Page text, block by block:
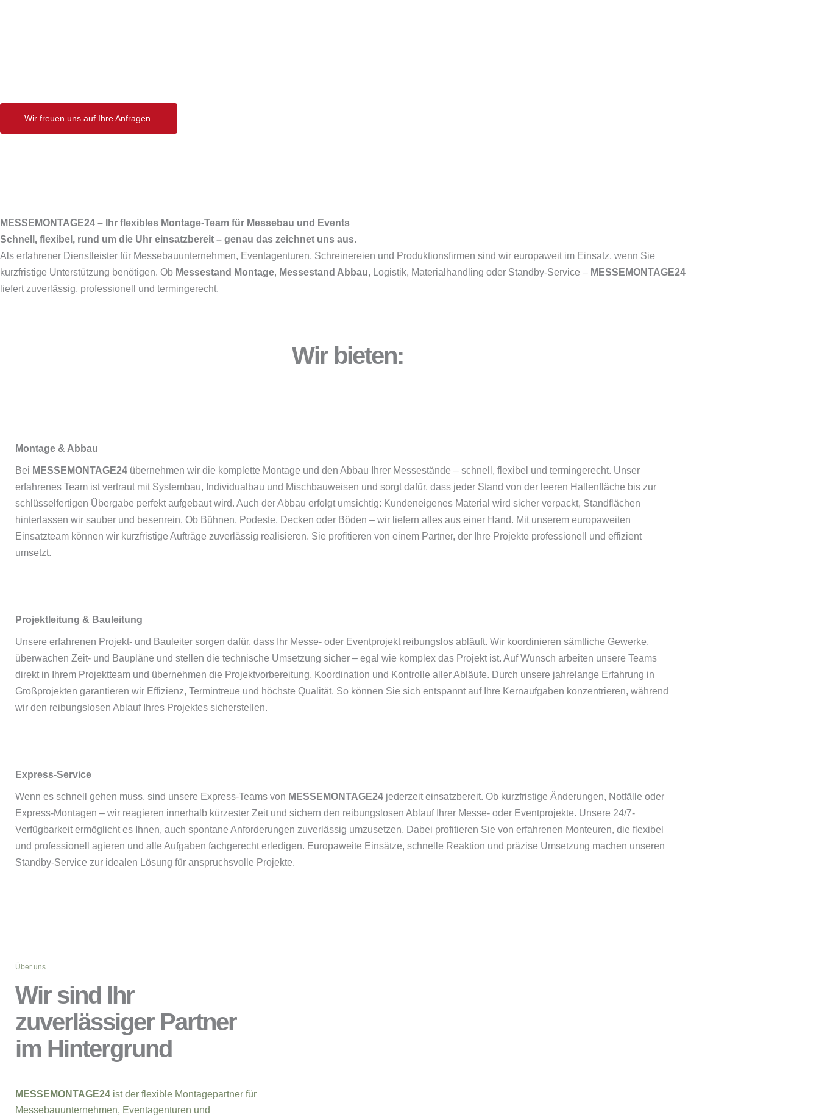
Wir freuen uns auf Ihre Anfragen.
MESSEMONTAGE24 – Ihr flexibles Montage-Team für Messebau und Events
Schnell, flexibel, rund um die Uhr einsatzbereit – genau das zeichnet uns aus.
Als erfahrener Dienstleister für Messebauunternehmen, Eventagenturen, Schreinereien und Produktionsfirmen sind wir europaweit im Einsatz, wenn Sie
kurzfristige Unterstützung benötigen. Ob Messestand Montage, Messestand Abbau, Logistik, Materialhandling oder Standby-Service – MESSEMONTAGE24
liefert zuverlässig, professionell und termingerecht.
Wir bieten:
Montage & Abbau
Bei MESSEMONTAGE24 übernehmen wir die komplette Montage und den Abbau Ihrer Messestände – schnell, flexibel und termingerecht. Unser
erfahrenes Team ist vertraut mit Systembau, Individualbau und Mischbauweisen und sorgt dafür, dass jeder Stand von der leeren Hallenfläche bis zur
schlüsselfertigen Übergabe perfekt aufgebaut wird. Auch der Abbau erfolgt umsichtig: Kundeneigenes Material wird sicher verpackt, Standflächen
hinterlassen wir sauber und besenrein. Ob Bühnen, Podeste, Decken oder Böden – wir liefern alles aus einer Hand. Mit unserem europaweiten
Einsatzteam können wir kurzfristige Aufträge zuverlässig realisieren. Sie profitieren von einem Partner, der Ihre Projekte professionell und effizient
umsetzt.
Projektleitung & Bauleitung
Unsere erfahrenen Projekt- und Bauleiter sorgen dafür, dass Ihr Messe- oder Eventprojekt reibungslos abläuft. Wir koordinieren sämtliche Gewerke,
überwachen Zeit- und Baupläne und stellen die technische Umsetzung sicher – egal wie komplex das Projekt ist. Auf Wunsch arbeiten unsere Teams
direkt in Ihrem Projektteam und übernehmen die Projektvorbereitung, Koordination und Kontrolle aller Abläufe. Durch unsere jahrelange Erfahrung in
Großprojekten garantieren wir Effizienz, Termintreue und höchste Qualität. So können Sie sich entspannt auf Ihre Kernaufgaben konzentrieren, während
wir den reibungslosen Ablauf Ihres Projektes sicherstellen.
Express-Service
Wenn es schnell gehen muss, sind unsere Express-Teams von MESSEMONTAGE24 jederzeit einsatzbereit. Ob kurzfristige Änderungen, Notfälle oder
Express-Montagen – wir reagieren innerhalb kürzester Zeit und sichern den reibungslosen Ablauf Ihrer Messe- oder Eventprojekte. Unsere 24/7-
Verfügbarkeit ermöglicht es Ihnen, auch spontane Anforderungen zuverlässig umzusetzen. Dabei profitieren Sie von erfahrenen Monteuren, die flexibel
und professionell agieren und alle Aufgaben fachgerecht erledigen. Europaweite Einsätze, schnelle Reaktion und präzise Umsetzung machen unseren
Standby-Service zur idealen Lösung für anspruchsvolle Projekte.
Über uns
Wir sind Ihr
zuverlässiger Partner
im Hintergrund
MESSEMONTAGE24 ist der flexible Montagepartner für
Messebauunternehmen, Eventagenturen und